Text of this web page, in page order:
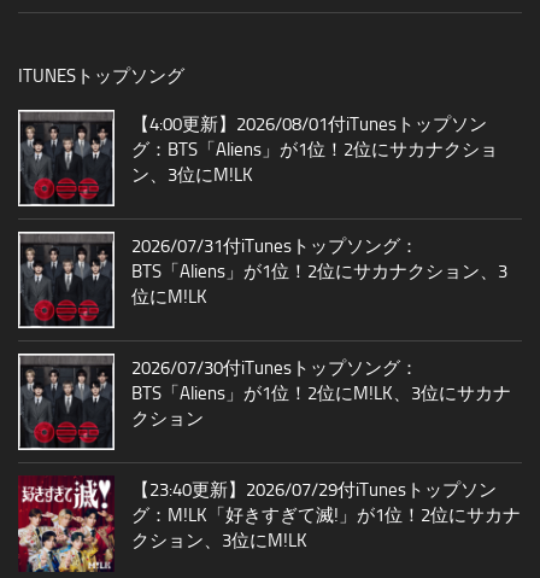
ITUNESトップソング
【4:00更新】2026/08/01付iTunesトップソン
グ：BTS「Aliens」が1位！2位にサカナクショ
ン、3位にM!LK
2026/07/31付iTunesトップソング：
BTS「Aliens」が1位！2位にサカナクション、3
位にM!LK
2026/07/30付iTunesトップソング：
BTS「Aliens」が1位！2位にM!LK、3位にサカナ
クション
【23:40更新】2026/07/29付iTunesトップソン
グ：M!LK「好きすぎて滅!」が1位！2位にサカナ
クション、3位にM!LK